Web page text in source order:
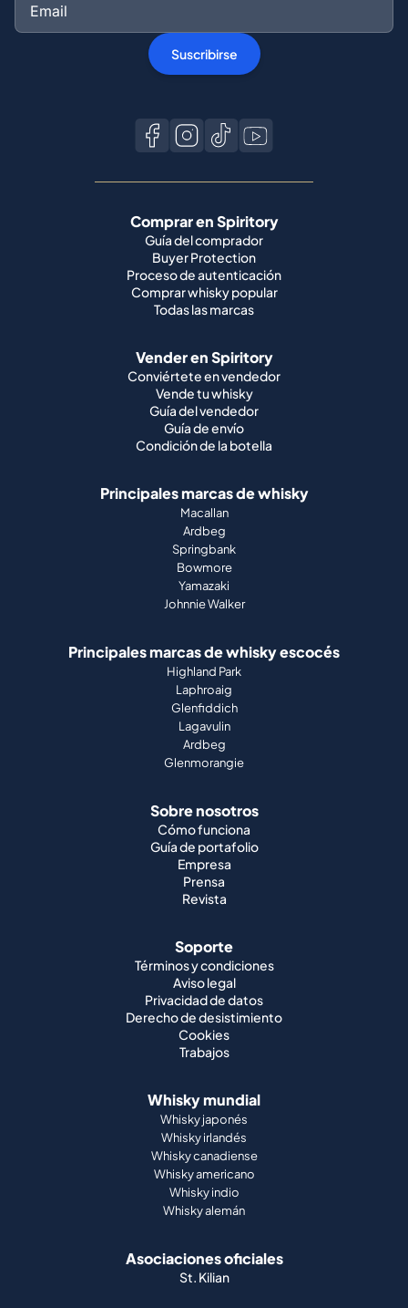
Suscribirse
Comprar en Spiritory
Guía del comprador
Buyer Protection
Proceso de autenticación
Comprar whisky popular
Todas las marcas
Vender en Spiritory
Conviértete en vendedor
Vende tu whisky
Guía del vendedor
Guía de envío
Condición de la botella
Principales marcas de whisky
Macallan
Ardbeg
Springbank
Bowmore
Yamazaki
Johnnie Walker
Principales marcas de whisky escocés
Highland Park
Laphroaig
Glenfiddich
Lagavulin
Ardbeg
Glenmorangie
Sobre nosotros
Cómo funciona
Guía de portafolio
Empresa
Prensa
Revista
Soporte
Términos y condiciones
Aviso legal
Privacidad de datos
Derecho de desistimiento
Cookies
Trabajos
Whisky mundial
Whisky japonés
Whisky irlandés
Whisky canadiense
Whisky americano
Whisky indio
Whisky alemán
Asociaciones oficiales
St. Kilian